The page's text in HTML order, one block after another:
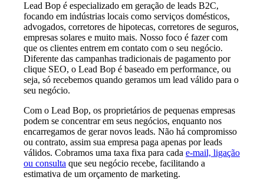
Lead Bop é especializado em geração de leads B2C,
focando em indústrias locais como serviços domésticos,
advogados, corretores de hipotecas, corretores de seguros,
empresas solares e muito mais. Nosso foco é fazer com
que os clientes entrem em contato com o seu negócio.
Diferente das campanhas tradicionais de pagamento por
clique SEO, o Lead Bop é baseado em performance, ou
seja, só recebemos quando geramos um lead válido para o
seu negócio.
Com o Lead Bop, os proprietários de pequenas empresas
podem se concentrar em seus negócios, enquanto nos
encarregamos de gerar novos leads. Não há compromisso
ou contrato, assim sua empresa paga apenas por leads
válidos. Cobramos uma taxa fixa para cada e-mail, ligação
ou consulta que seu negócio recebe, facilitando a
estimativa de um orçamento de marketing.